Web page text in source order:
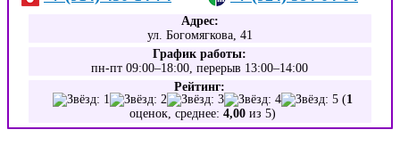
Адрес:
ул. Богомягкова, 41
График работы:
пн-пт 09:00–18:00, перерыв 13:00–14:00
Рейтинг:
(1
оценок, среднее:4,00 из 5)